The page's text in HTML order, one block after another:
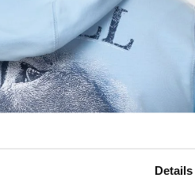
Details